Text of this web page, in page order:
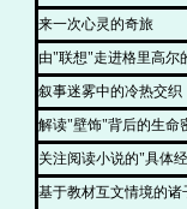
来一次心灵的奇旅
由"联想"走进格里高尔
叙事迷雾中的冷热交织
解读"壁饰"背后的生命
关注阅读小说的"具体
基于教材互文情境的